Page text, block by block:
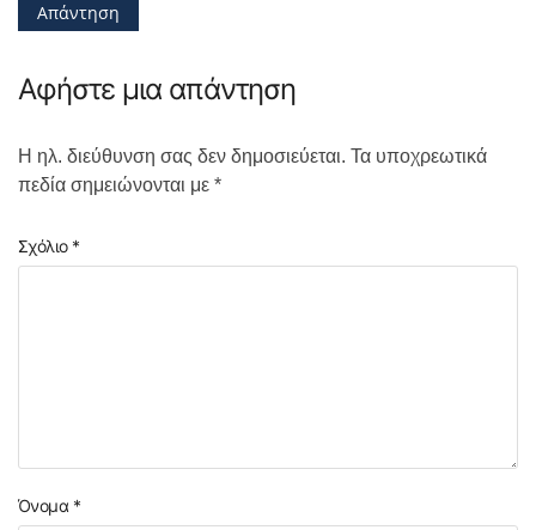
Απάντηση
Αφήστε μια απάντηση
Η ηλ. διεύθυνση σας δεν δημοσιεύεται. Τα υποχρεωτικά
πεδία σημειώνονται με *
Σχόλιο *
Όνομα *